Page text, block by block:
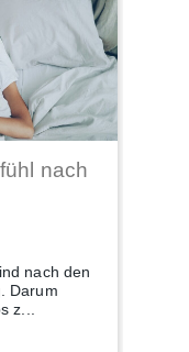
nach
nach den
Darum
z...